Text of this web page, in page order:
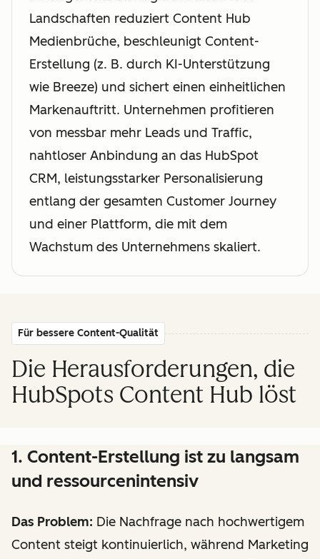
Landschaften reduziert Content Hub
Medienbrüche, beschleunigt Content-
Erstellung (z. B. durch KI-Unterstützung
wie Breeze) und sichert einen einheitlichen
Markenauftritt. Unternehmen profitieren
von messbar mehr Leads und Traffic,
nahtloser Anbindung an das HubSpot
CRM, leistungsstarker Personalisierung
entlang der gesamten Customer Journey
und einer Plattform, die mit dem
Wachstum des Unternehmens skaliert.
Für bessere Content-Qualität
Die Herausforderungen, die
HubSpots Content Hub löst
1. Content-Erstellung ist zu langsam
und ressourcenintensiv
Das Problem: Die Nachfrage nach hochwertigem
Content steigt kontinuierlich, während Marketing